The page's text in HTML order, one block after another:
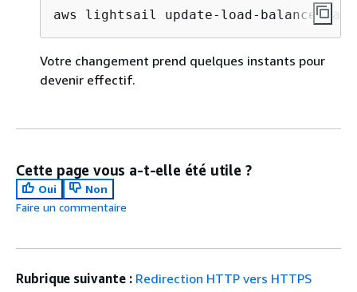
aws lightsail update-load-balancer-
Votre changement prend quelques instants pour
devenir effectif.
Cette page vous a-t-elle été utile ?
Oui
Non
Faire un commentaire
Rubrique suivante : Redirection HTTP vers HTTPS